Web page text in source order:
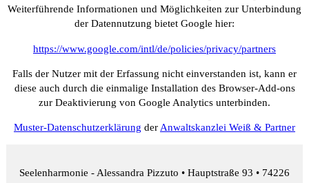
Weiterführende Informationen und Möglichkeiten zur Unterbindung
der Datennutzung bietet Google hier:
https://www.google.com/intl/de/policies/privacy/partners
Falls der Nutzer mit der Erfassung nicht einverstanden ist, kann er
diese auch durch die einmalige Installation des Browser-Add-ons
zur Deaktivierung von Google Analytics unterbinden.
Muster-Datenschutzerklärung der Anwaltskanzlei Weiß & Partner
Seelenharmonie - Alessandra Pizzuto • Hauptstraße 93 • 74226